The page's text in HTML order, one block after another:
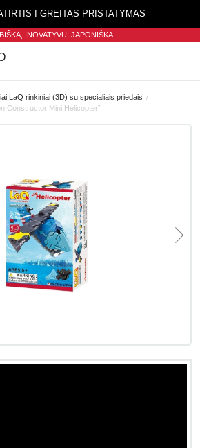
I GREITAS PRISTATYMAS
INOVATYVU, JAPONIŠKA
LaQ rinkiniai (3D) su specialiais priedais
Constructor Mini Helicopter”